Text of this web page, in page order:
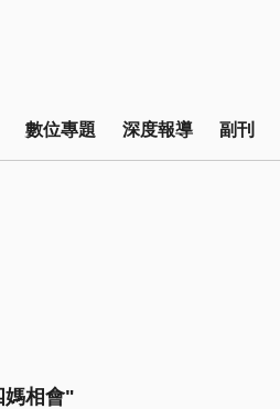
數位專題 深度報導 副刊
媽相會"